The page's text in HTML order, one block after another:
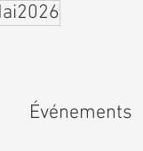
Événements